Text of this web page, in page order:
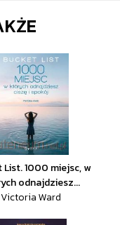
List. 1000 miejsc, w
odnajdziesz...
Victoria Ward